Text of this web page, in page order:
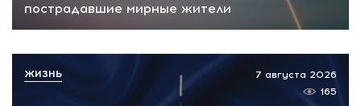
пострадавшие мирные жители
7 августа 2026
165
ЖИЗНЬ